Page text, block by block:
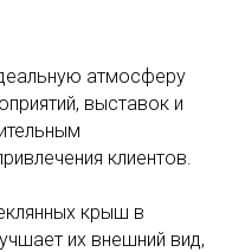
атмосферу
выставок и
клиентов.
крыш в
их внешний вид,